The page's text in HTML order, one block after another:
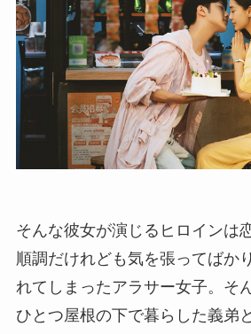
そんな彼女が演じるヒロインは
順調だけれども気を張ってばか
れてしまったアラサー女子。そ
ひとつ屋根の下で暮らした義弟